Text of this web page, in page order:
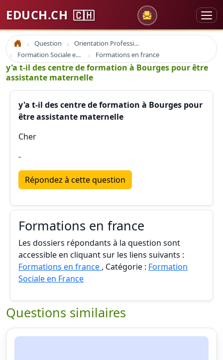
EDUCH.CH 🇨🇭
Accueil Question
Orientation Professionnelle
Formation Sociale en France
Formations en france
y'a t-il des centre de formation à Bourges pour être
assistante maternelle
y'a t-il des centre de formation à Bourges pour
être assistante maternelle
Cher
-
Répondez à cette question
Formations en france
Les dossiers répondants à la question sont
accessible en cliquant sur les liens suivants :
Formations en france , Catégorie : Formation
Sociale en France
Questions similaires